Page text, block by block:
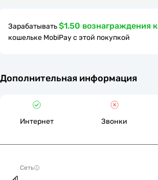
Зарабатывать$1.50 вознаграждения
кошельке MobiPay с этой покупкой
Дополнительная информация
Интернет Звонки
Сеть